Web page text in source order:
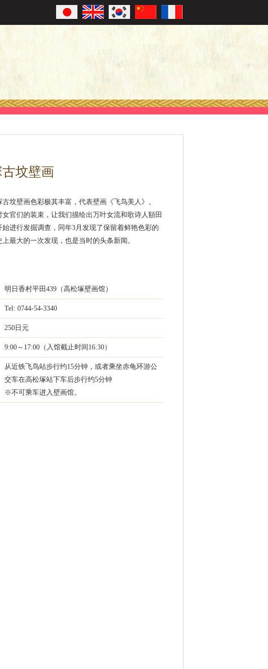
坟壁画
坟壁画色彩极其丰富，代表壁画《飞鸟美人》。
官们的装束，让我们描绘出万叶女流和歌诗人額田
始进行发掘调查，同年3月发现了保留着鲜艳色彩的
最大的一次发现，也是当时的头条新闻。
明日香村平田439（高松塚壁画馆）
Tel: 0744-54-3340
250日元
9:00～17:00（入馆截止时间16:30）
从近铁飞鸟站步行约15分钟，或者乘坐赤龟环游公
交车在高松塚站下车后步行约5分钟
※不可乘车进入壁画馆。